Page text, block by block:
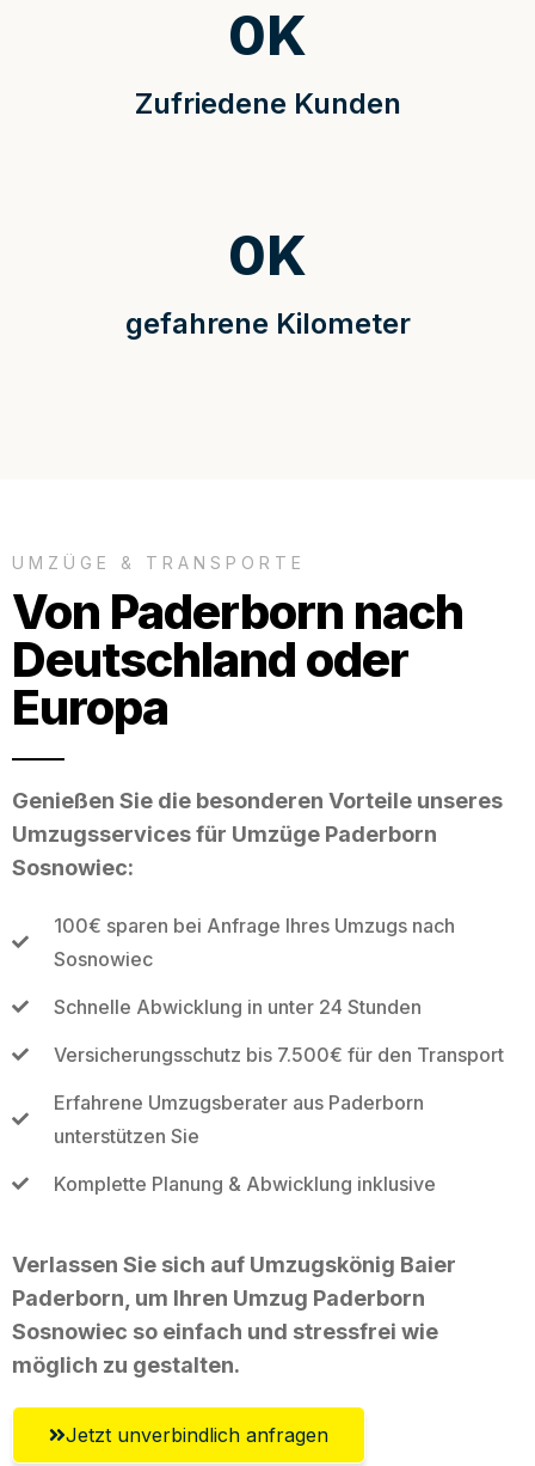
Zufriedene Kunden
0K
gefahrene Kilometer
0K
UMZÜGE & TRANSPORTE
Von Paderborn nach
Deutschland oder
Europa
Genießen Sie die besonderen Vorteile unseres
Umzugsservices für Umzüge Paderborn
Sosnowiec:
100€ sparen bei Anfrage Ihres Umzugs nach
Sosnowiec
Schnelle Abwicklung in unter 24 Stunden
Versicherungsschutz bis 7.500€ für den Transport
Erfahrene Umzugsberater aus Paderborn
unterstützen Sie
Komplette Planung & Abwicklung inklusive
Verlassen Sie sich auf Umzugskönig Baier
Paderborn, um Ihren Umzug Paderborn
Sosnowiec so einfach und stressfrei wie
möglich zu gestalten.
Jetzt unverbindlich anfragen